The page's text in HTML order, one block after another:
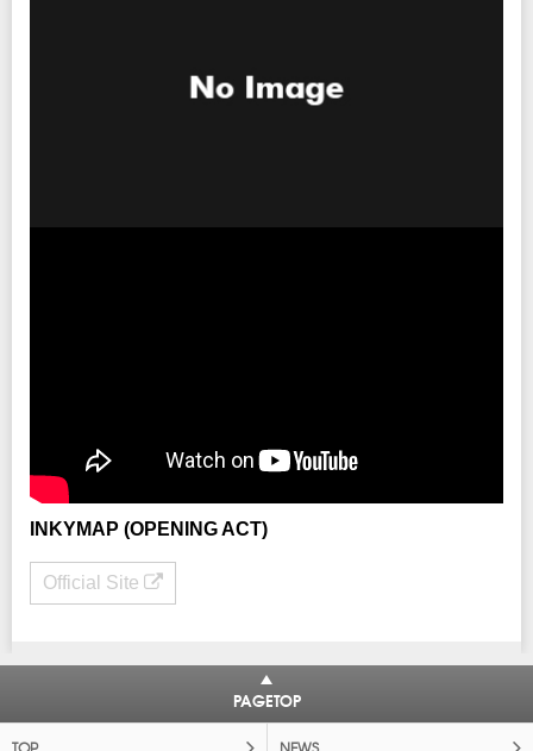
INKYMAP (OPENING ACT)
Official Site
PAGETOP